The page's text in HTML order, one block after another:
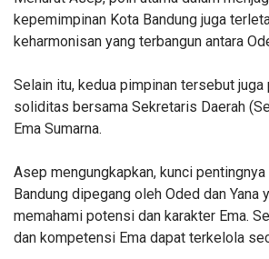
kepemimpinan Kota Bandung juga
keharmonisan yang terbangun antara
Selain itu, kedua pimpinan tersebut juga
soliditas bersama Sekretaris Daerah
Ema Sumarna.
Asep mengungkapkan, kunci
Bandung dipegang oleh Oded dan Yana
memahami potensi dan karakter Ema.
dan kompetensi Ema dapat terkelola